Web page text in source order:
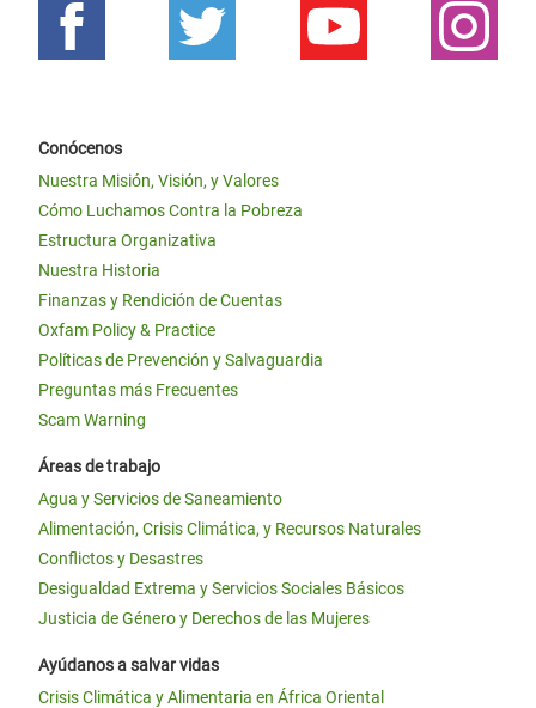
Conócenos
Nuestra Misión, Visión, y Valores
Cómo Luchamos Contra la Pobreza
Estructura Organizativa
Nuestra Historia
Finanzas y Rendición de Cuentas
Oxfam Policy & Practice
Políticas de Prevención y Salvaguardia
Preguntas más Frecuentes
Scam Warning
Áreas de trabajo
Agua y Servicios de Saneamiento
Alimentación, Crisis Climática, y Recursos Naturales
Conflictos y Desastres
Desigualdad Extrema y Servicios Sociales Básicos
Justicia de Género y Derechos de las Mujeres
Ayúdanos a salvar vidas
Crisis Climática y Alimentaria en África Oriental